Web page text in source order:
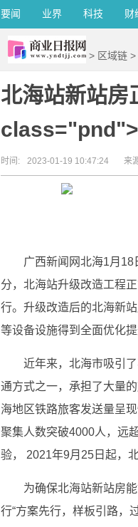
要闻 业界 科技 财
> 区域链 >
北海站新站
时间: 2023-01-19 10:47:24 来
广西新闻网北海1月
分，北海站升级改造工程
行。升级改造后的北海新
等设备设施得到全面优化提
近年来，北海市吸引
通方式之一，承担了大量
海地区铁路旅客发送量呈
聚集人数突破4000人，远
验， 2021年9月25日起，
为确保北海站新站房
行“方案先行，样板引路，